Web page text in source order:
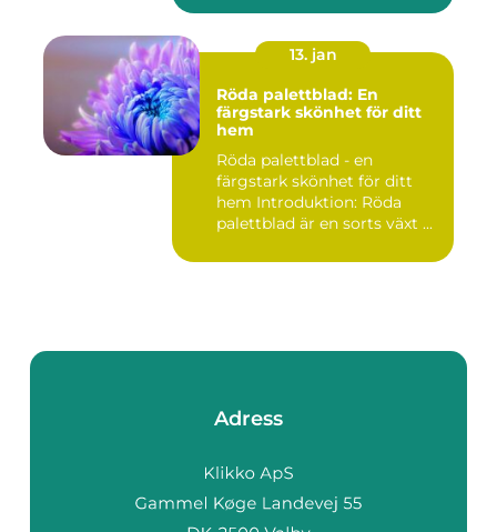
13. jan
Röda palettblad: En
färgstark skönhet för ditt
hem
Röda palettblad - en
färgstark skönhet för ditt
hem Introduktion: Röda
palettblad är en sorts växt ...
Adress